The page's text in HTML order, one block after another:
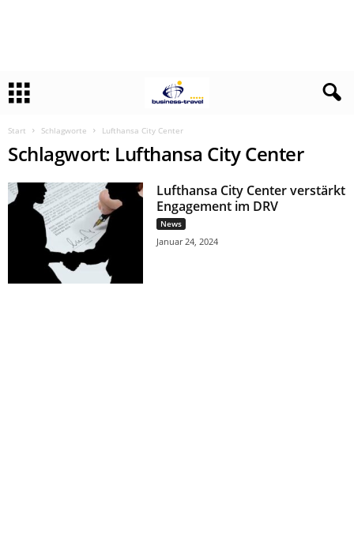
Start Schlagworte Lufthansa City Center
Schlagwort: Lufthansa City Center
Lufthansa City Center verstärkt
Engagement im DRV
News
Januar 24, 2024